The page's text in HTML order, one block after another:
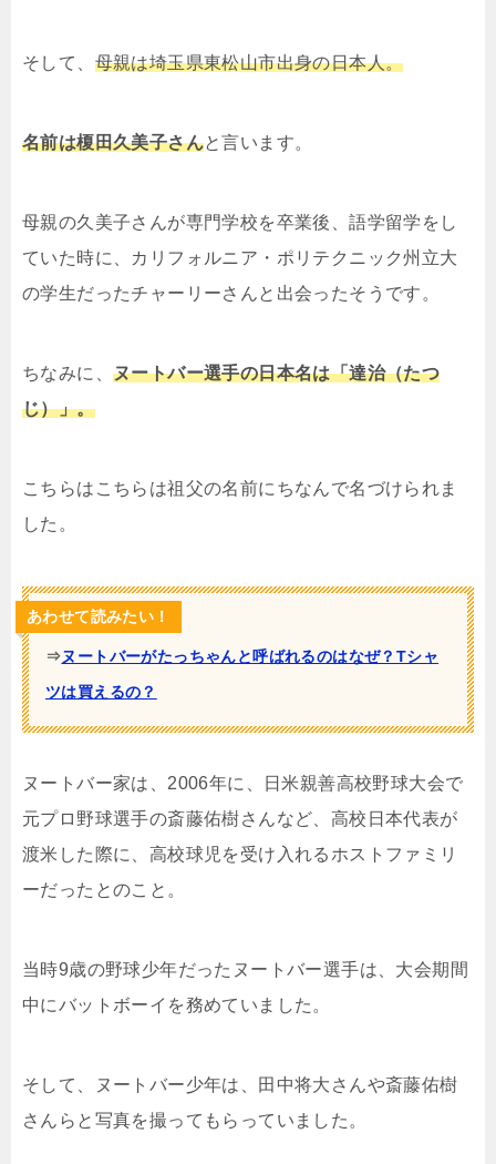
そして、 母親は埼玉県東松山市出身の日本人。
名前は榎田久美子さんと言います。
母親の久美子さんが専門学校を卒業後、語学留学をし
ていた時に、カリフォルニア・ポリテクニック州立大
の学生だったチャーリーさんと出会ったそうです。
ちなみに、 ヌートバー選手の日本名は「達治（たつ
じ）」。
こちらはこちらは祖父の名前にちなんで名づけられま
した。
あわせて読みたい！
⇒ヌートバーがたっちゃんと呼ばれるのはなぜ？Tシャ
ツは買えるの？
ヌートバー家は、2006年に、日米親善高校野球大会で
元プロ野球選手の斎藤佑樹さんなど、高校日本代表が
渡米した際に、高校球児を受け入れるホストファミリ
ーだったとのこと。
当時9歳の野球少年だったヌートバー選手は、大会期間
中にバットボーイを務めていました。
そして、ヌートバー少年は、田中将大さんや斎藤佑樹
さんらと写真を撮ってもらっていました。